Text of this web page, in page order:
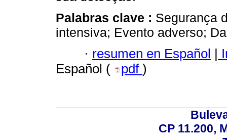
Palabras clave : Segurança
intensiva; Evento adverso;
· resumen en Español
Español (
pdf )
CP 11.200,